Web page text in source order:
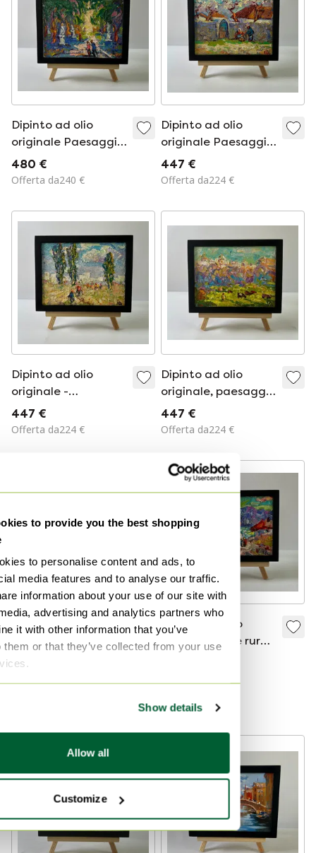
to provide you the best shopping
to personalise content and ads, to
media features and to analyse our traffic.
information about your use of our site with
advertising and analytics partners who
it with other information that you’ve
them or that they’ve collected from your use
Show details
Allow all
Customize
Dipinto ad olio
originale Paesaggio
estivo su strada
Passeggiata nel
480 €
Offerta da240 €
Dipinto ad olio
originale Paesaggio
rurale primaverile
Villaggio Memoria
447 €
Offerta da224 €
Dipinto ad olio
originale -
Paesaggio estivo in
un campo - Calore
447 €
Offerta da224 €
Dipinto ad olio
originale, paesaggio
estivo nella natura,
una passeggiata
447 €
Offerta da224 €
Piccolo dipinto - 20
x 20 - 'Parigi' di
350 €
Dipinto ad olio
originale, case rurali,